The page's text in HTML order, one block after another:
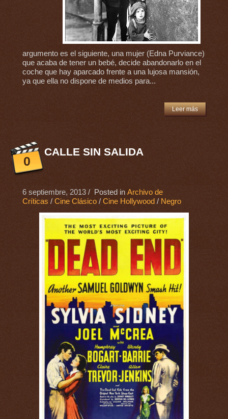
argumento es el siguiente, una mujer (Edna Purviance)
que acaba de tener un bebé, decide abandonarlo en el
coche que hay aparcado frente a una lujosa mansión,
ya que ella no dispone de medios para...
Leer más
0
CALLE SIN SALIDA
6 septiembre, 2013/ Posted in Archivo de
Críticas / Cine Clásico/ Cine Hollywood / Negro